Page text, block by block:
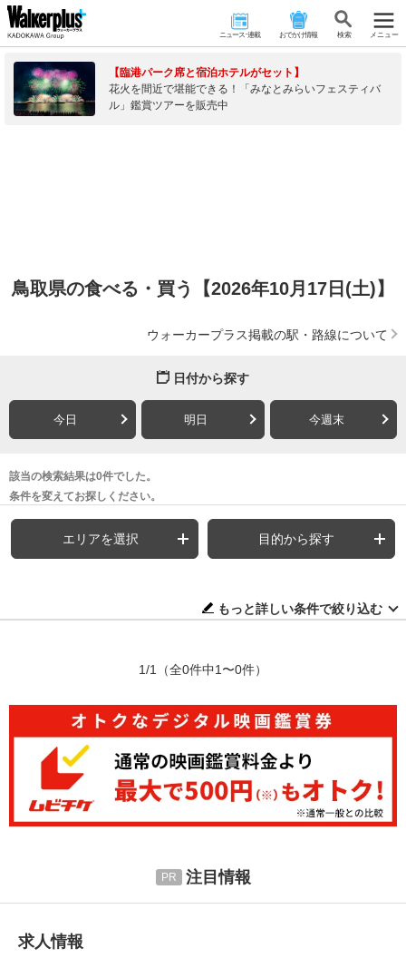
ニュース･連載 おでかけ情報 検 索 メニュー
【臨港パーク席と宿泊ホテルがセット】
花火を間近で堪能できる！「みなとみらいフェスティバ
ル」鑑賞ツアーを販売中
鳥取県の食べる・買う【2026年10月17日(土)】
ウォーカープラス掲載の駅・路線について
日付から探す
今日 明日 今週末
該当の検索結果は0件でした。
条件を変えてお探しください。
エリアを選択 目的から探す
もっと詳しい条件で絞り込む
1/1 （全0件中1〜0件）
注目情報
求人情報